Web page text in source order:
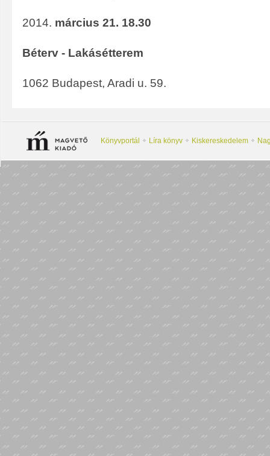
2014. március 21. 18.30
Béterv - Lakásétterem
1062 Budapest, Aradi u. 59.
Könyvportál Líra könyv Kiskereskedelem